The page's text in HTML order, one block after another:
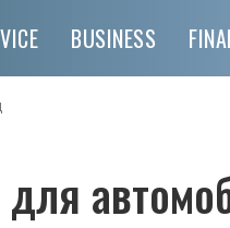
BUSINESS